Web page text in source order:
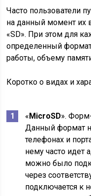
Часто пользователи
на данный момент их
«SD». При этом для
определенный формат
работы, объему
Коротко о видах и
«MicroSD».
Данный формат
телефонах и
нему часто идет
можно было
через
подключается к